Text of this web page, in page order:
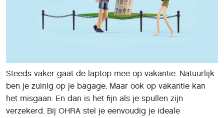
Steeds vaker gaat de laptop mee op vakantie. Natuurlijk
ben je zuinig op je bagage. Maar ook op vakantie kan
het misgaan. En dan is het fijn als je spullen zijn
verzekerd. Bij OHRA stel je eenvoudig je ideale